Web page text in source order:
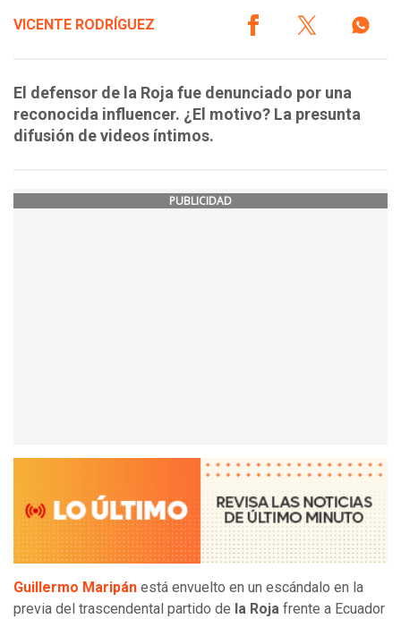
VICENTE RODRÍGUEZ
El defensor de la Roja fue denunciado por una
reconocida influencer. ¿El motivo? La presunta
difusión de videos íntimos.
PUBLICIDAD
Guillermo Maripán está envuelto en un escándalo en la
previa del trascendental partido de la Roja frente a Ecuador